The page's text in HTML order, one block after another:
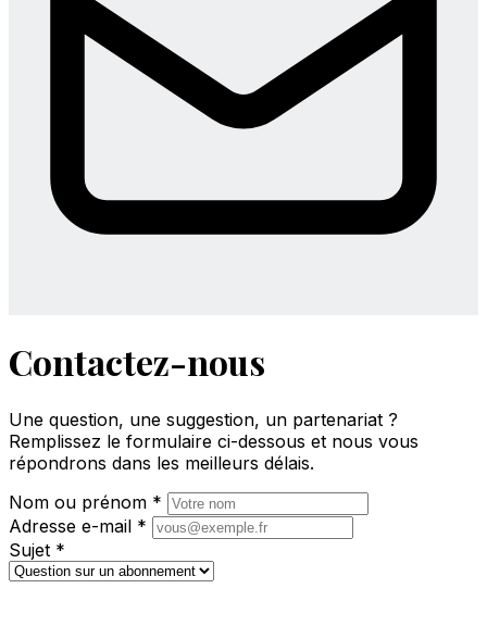
Contactez-nous
Une question, une suggestion, un partenariat ?
Remplissez le formulaire ci-dessous et nous vous
répondrons dans les meilleurs délais.
Nom ou prénom *
Adresse e-mail *
Sujet *